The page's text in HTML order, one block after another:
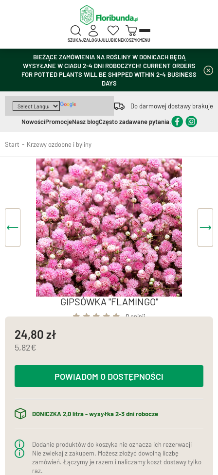
BIEŻĄCE ZAMÓWIENIA NA ROŚLINY W DONICACH BĘDĄ
WYSYŁANE W CIAGU 2-4 DNI ROBOCZYCH! CURRENT ORDERS
FOR POTTED PLANTS WILL BE SHIPPED WITHIN 2-4 BUSINESS
DAYS
Do darmowej dostawy brakuje
NowościPromocjeNasz blogCzęsto zadawane pytania.
SZUKAJZALOGUJULUBIONEKOSZYKMENU
Start Krzewy ozdobne i byliny
GIPSÓWKA "FLAMINGO"
0 opinii
24,80
5,82
POWIADOM O DOSTĘPNOŚCI
DONICZKA 2,0 litra - wysyłka 2-3 dni robocze
Dodanie produktów do koszyka nie oznacza ich rezerwacji
Nie zwlekaj z zakupem. Możesz złożyć dowolną liczbę
zamówień. Łączymy je razem i naliczamy koszt dostawy tylko
raz.